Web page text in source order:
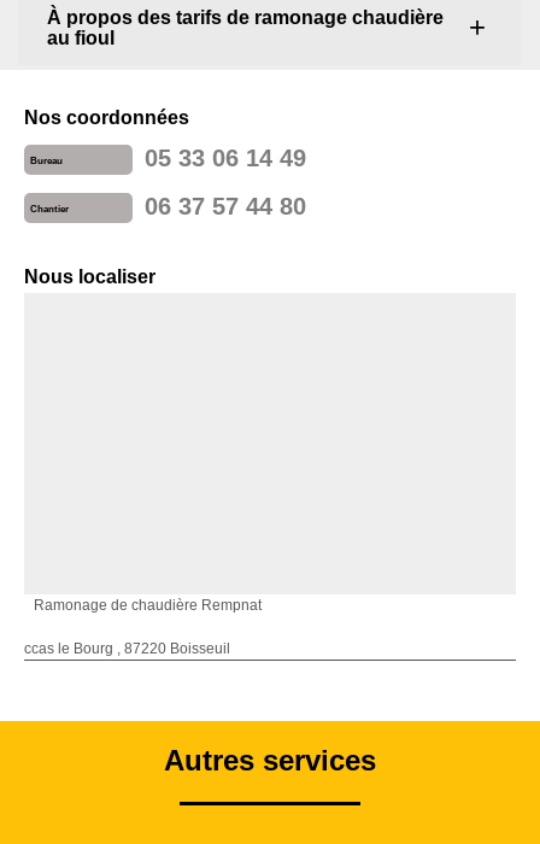
À propos des tarifs de ramonage chaudière
au fioul
Nos coordonnées
Bureau 05 33 06 14 49
Chantier 06 37 57 44 80
Nous localiser
Ramonage de chaudière Rempnat
ccas le Bourg , 87220 Boisseuil
Autres services